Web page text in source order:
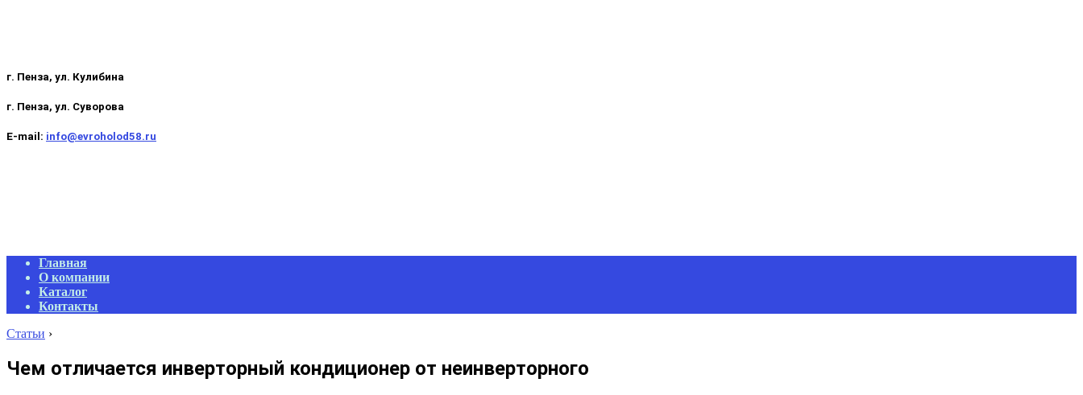
г. Пенза, ул. Кулибина
г. Пенза, ул. Суворова
E-mail: info@evroholod58.ru
Primary
Navigation
Menu
Главная
О компании
Каталог
Контакты
Статьи ›
Чем отличается инверторный кондиционер от неинверторного